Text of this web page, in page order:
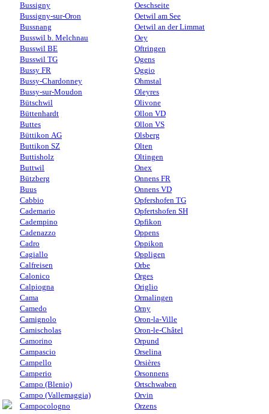
Bussigny
Bussigny-sur-Oron
Bussnang
Busswil b. Melchnau
Busswil BE
Busswil TG
Bussy FR
Bussy-Chardonney
Bussy-sur-Moudon
Bütschwil
Büttenhardt
Buttes
Büttikon AG
Buttikon SZ
Buttisholz
Buttwil
Bützberg
Buus
Cabbio
Cademario
Cadempino
Cadenazzo
Cadro
Cagiallo
Calfreisen
Calonico
Calpiogna
Cama
Camedo
Camignolo
Camischolas
Camorino
Campascio
Campello
Camperio
Campo (Blenio)
Campo (Vallemaggia)
Campocologno
Oeschseite
Oetwil am See
Oetwil an der Limmat
Oey
Oftringen
Ogens
Oggio
Ohmstal
Oleyres
Olivone
Ollon VD
Ollon VS
Olsberg
Olten
Oltingen
Onex
Onnens FR
Onnens VD
Opfershofen TG
Opfertshofen SH
Opfikon
Oppens
Oppikon
Oppligen
Orbe
Orges
Origlio
Ormalingen
Orny
Oron-la-Ville
Oron-le-Châtel
Orpund
Orselina
Orsières
Orsonnens
Ortschwaben
Orvin
Orzens